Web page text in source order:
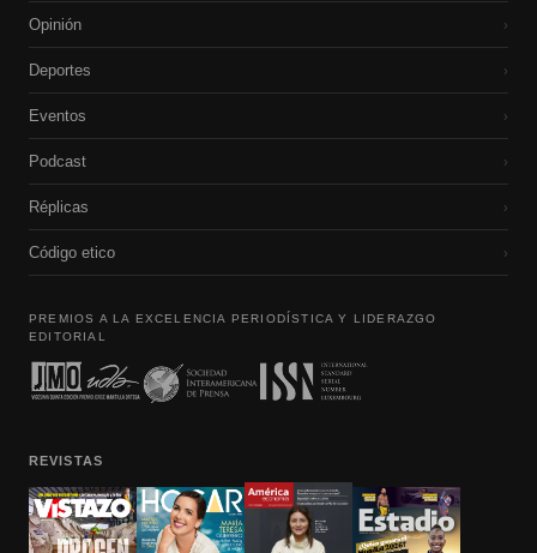
Opinión ›
Deportes ›
Eventos ›
Podcast ›
Réplicas ›
Código etico ›
PREMIOS A LA EXCELENCIA PERIODÍSTICA Y LIDERAZGO
EDITORIAL
REVISTAS